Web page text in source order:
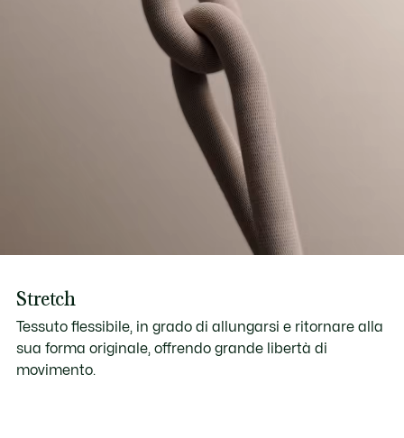
Stretch
Tessuto flessibile, in grado di allungarsi e ritornare alla
sua forma originale, offrendo grande libertà di
movimento.